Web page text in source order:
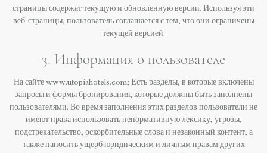
страницы содержат текущую и обновленную версии. Используя эти
веб-страницы, пользователь соглашается с тем, что они ограничены
текущей версией.
3. Информация о пользователе
На сайте www.utopiahotels.com; Есть разделы, в которые включены
запросы и формы бронирования, которые должны быть заполнены
пользователями. Во время заполнения этих разделов пользователи не
имеют права использовать ненормативную лексику, угрозы,
подстрекательство, оскорбительные слова и незаконный контент, а
также наносить ущерб юридическим и личным правам других